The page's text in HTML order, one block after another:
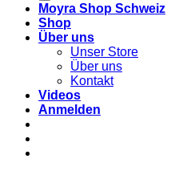
Moyra Shop Schweiz
Shop
Über uns
Unser Store
Über uns
Kontakt
Videos
Anmelden